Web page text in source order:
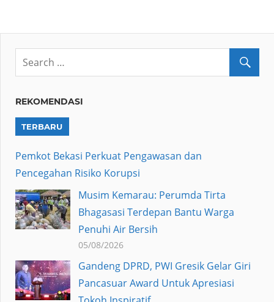
REKOMENDASI
TERBARU
Pemkot Bekasi Perkuat Pengawasan dan
Pencegahan Risiko Korupsi
Musim Kemarau: Perumda Tirta
Bhagasasi Terdepan Bantu Warga
Penuhi Air Bersih
05/08/2026
Gandeng DPRD, PWI Gresik Gelar Giri
Pancasuar Award Untuk Apresiasi